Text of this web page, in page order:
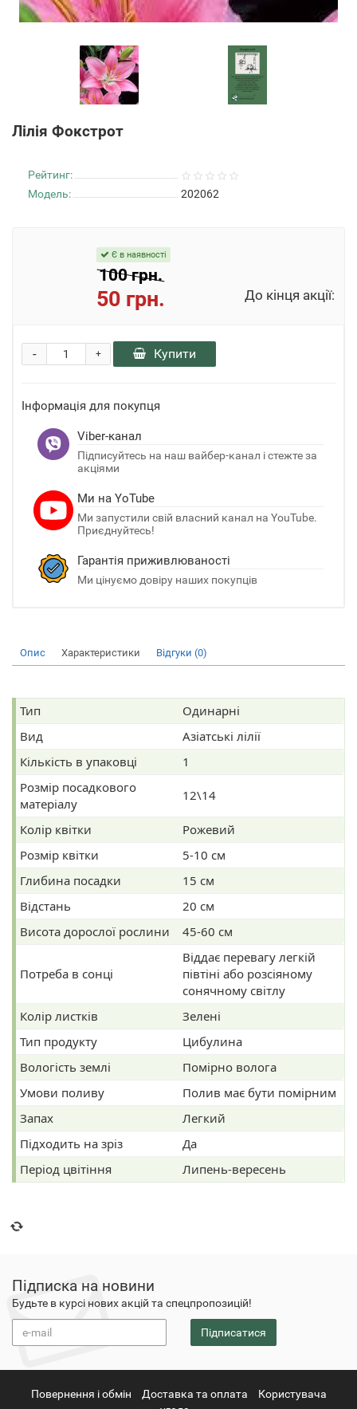
Лілія Фокстрот
Рейтинг:
Модель:
202062
Є в наявності
100 грн.
50 грн. До кінця акції:
+
- Купити
Інформація для покупця
Viber-канал
Підписуйтесь на наш вайбер-канал і стежте за
акціями
Ми на YoTube
Ми запустили свій власний канал на YouTube.
Приєднуйтесь!
Гарантія приживлюваності
Ми цінуємо довіру наших покупців
Опис Характеристики Відгуки (0)
Тип
Одинарні
Вид
Азіатські лілії
Кількість в упаковці
1
Розмір посадкового
матеріалу
12\14
Колір квітки
Рожевий
Розмір квітки
5-10 см
Глибина посадки
15 см
Відстань
20 см
Висота дорослої рослини
45-60 cм
Потреба в сонці
Віддає перевагу легкій
півтіні або розсіяному
сонячному світлу
Колір листків
Зелені
Тип продукту
Цибулина
Вологість землі
Помірно волога
Умови поливу
Полив має бути помірним
Запах
Легкий
Підходить на зріз
Да
Період цвітіння
Липень-вересень
Підписка на новини
Будьте в курсі нових акцій та спецпропозицій!
Підписатися
Повернення i обмін Доставка та оплата
Користувача